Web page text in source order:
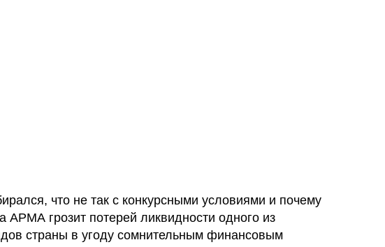
что не так с конкурсными условиями и почему
АРМА грозит потерей ликвидности одного из
страны в угоду сомнительным финансовым